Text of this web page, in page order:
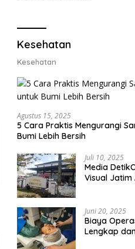
Lobster 50 Gram
Kesehatan
Kesehatan
Agustus 15, 2025
5 Cara Praktis Mengurangi
Bumi Lebih Bersih
Juli 10, 2025
Media
Visual Jatim
Juni 20, 2025
Biaya
Lengkap